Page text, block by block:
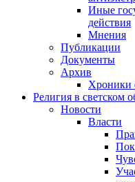
Иные
действия
Мнения
Публикации
Документы
Архив
Хроники
Религия в светском
Новости
Власти